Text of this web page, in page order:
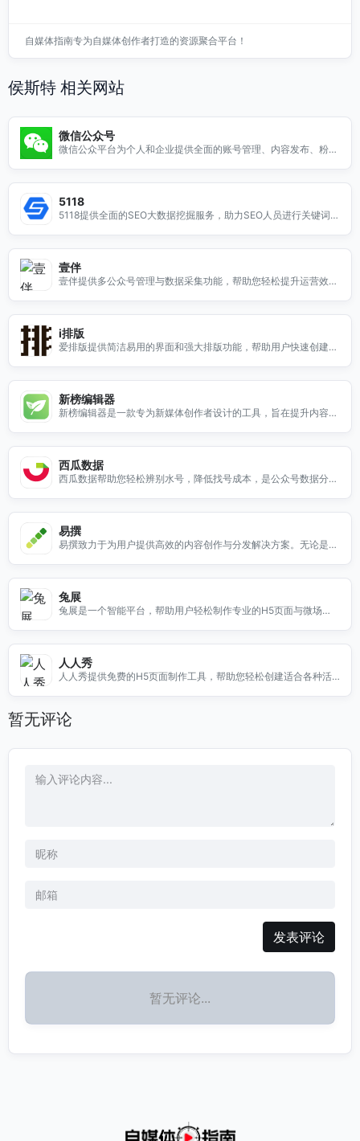
自媒体指南专为自媒体创作者打造的资源聚合平台！
侯斯特 相关网站
微信公众号
微信公众平台为个人和企业提供全面的账号管理、内容发布、粉丝
5118
5118提供全面的SEO大数据挖掘服务，助力SEO人员进行关键词挖
壹伴
壹伴提供多公众号管理与数据采集功能，帮助您轻松提升运营效
i排版
爱排版提供简洁易用的界面和强大排版功能，帮助用户快速创建美
新榜编辑器
新榜编辑器是一款专为新媒体创作者设计的工具，旨在提升内容质
效率，提升内容的专业性与可读性。使用新榜编辑器，让你的创作
更具竞争力，轻松吸引更多的粉丝和读者。
西瓜数据
西瓜数据帮助您轻松辨别水号，降低找号成本，是公众号数据分析
易撰
易撰致力于为用户提供高效的内容创作与分发解决方案。无论是企
保您的每一篇文章都能获得最佳曝光率。选择易撰，让您的内容传
播更简单、更高效！
兔展
兔展是一个智能平台，帮助用户轻松制作专业的H5页面与微场
人人秀
人人秀提供免费的H5页面制作工具，帮助您轻松创建适合各种活
暂无评论
发表评论
暂无评论...